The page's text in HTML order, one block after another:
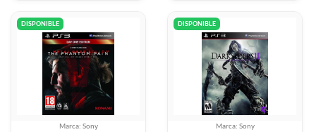
DISPONIBLE
Marca: Sony
DISPONIBLE
Marca: Sony